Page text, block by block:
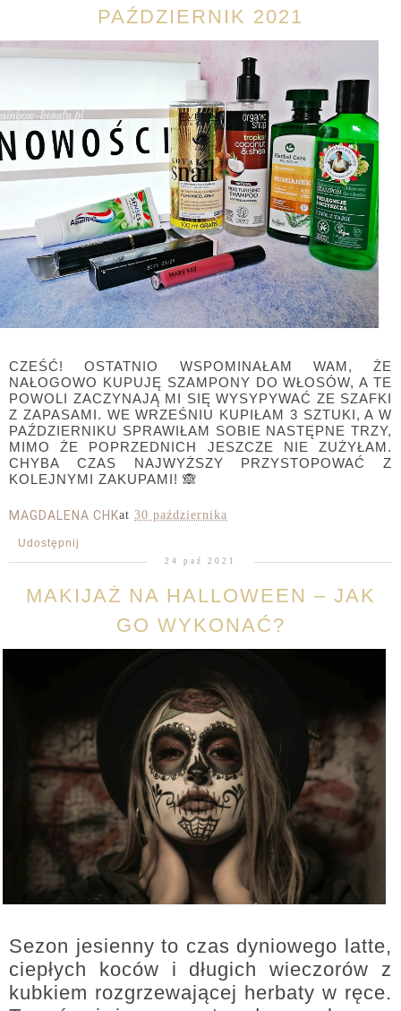
PAŹDZIERNIK 2021
CZEŚĆ! OSTATNIO WSPOMINAŁAM WAM, ŻE
NAŁOGOWO KUPUJĘ SZAMPONY DO WŁOSÓW, A TE
POWOLI ZACZYNAJĄ MI SIĘ WYSYPYWAĆ ZE SZAFKI
Z ZAPASAMI. WE WRZEŚNIU KUPIŁAM 3 SZTUKI, A W
PAŹDZIERNIKU SPRAWIŁAM SOBIE NASTĘPNE TRZY,
MIMO ŻE POPRZEDNICH JESZCZE NIE ZUŻYŁAM.
CHYBA CZAS NAJWYŻSZY PRZYSTOPOWAĆ Z
KOLEJNYMI ZAKUPAMI! 🙈
MAGDALENA CHKat 30 października
Udostępnij
24 paź 2021
MAKIJAŻ NA HALLOWEEN – JAK
GO WYKONAĆ?
Sezon jesienny to czas dyniowego latte,
ciepłych koców i długich wieczorów z
kubkiem rozgrzewającej herbaty w ręce.